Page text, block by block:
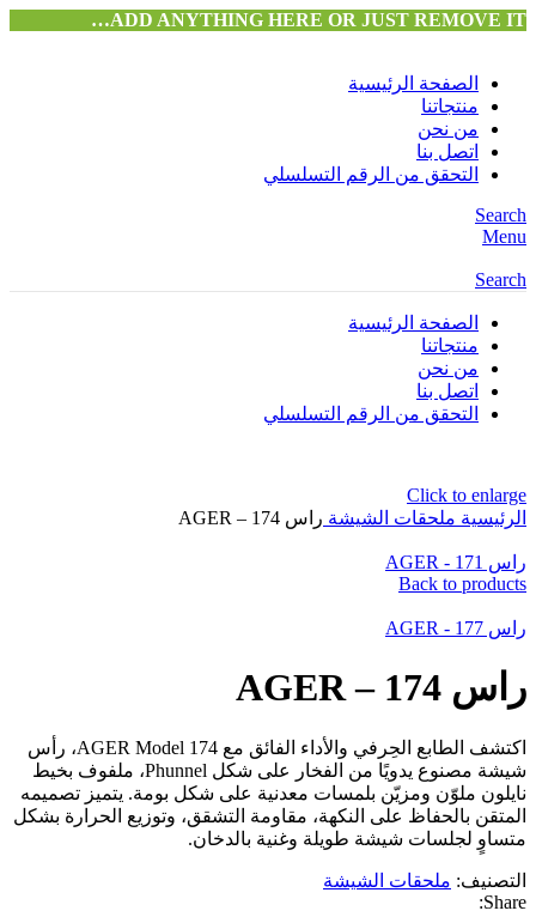
ADD ANYTHING HERE OR JUST REMOVE IT…
الصفحة الرئيسية
منتجاتنا
من نحن
اتصل بنا
التحقق من الرقم التسلسلي
Search
Menu
Search
الصفحة الرئيسية
منتجاتنا
من نحن
اتصل بنا
التحقق من الرقم التسلسلي
Click to enlarge
الرئيسية ملحقات الشيشة راس AGER – 174
راس AGER - 171
Back to products
راس AGER - 177
راس AGER – 174
اكتشف الطابع الحِرفي والأداء الفائق مع AGER Model 174، رأس
شيشة مصنوع يدويًا من الفخار على شكل Phunnel، ملفوف بخيط
نايلون ملوّن ومزيّن بلمسات معدنية على شكل بومة. يتميز تصميمه
المتقن بالحفاظ على النكهة، مقاومة التشقق، وتوزيع الحرارة بشكل
متساوٍ لجلسات شيشة طويلة وغنية بالدخان.
التصنيف: ملحقات الشيشة
Share: